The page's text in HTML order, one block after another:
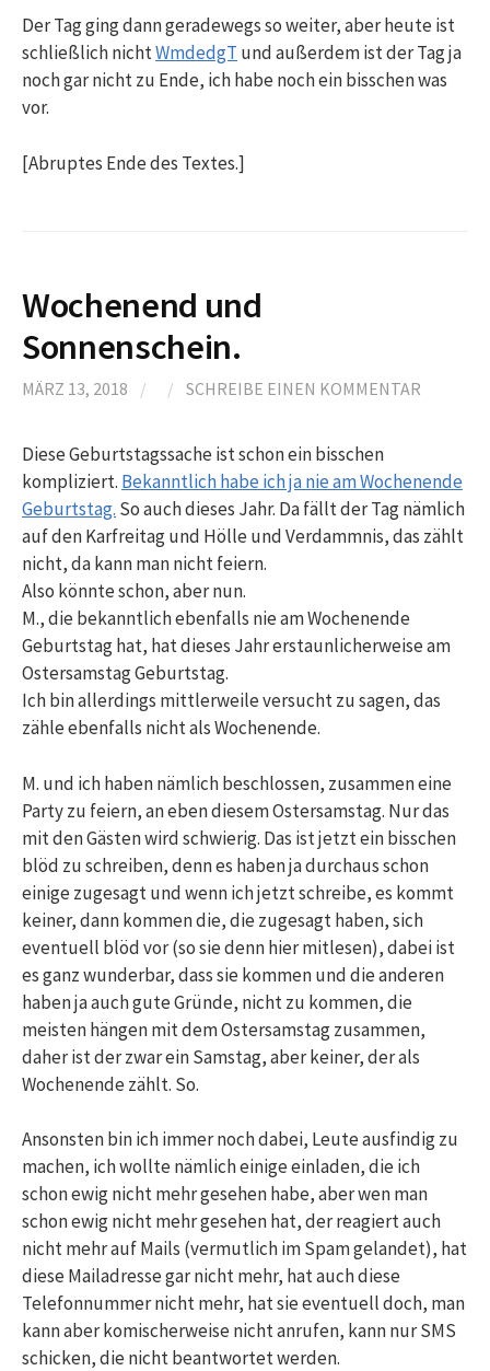
Der Tag ging dann geradewegs so weiter, aber heute ist
schließlich nichtWmdedgT und außerdem ist der Tag ja
noch gar nicht zu Ende, ich habe noch ein bisschen was
vor.
[Abruptes Ende des Textes.]
Wochenend und
Sonnenschein.
MÄRZ 13, 2018 / / SCHREIBE EINEN KOMMENTAR
Diese Geburtstagssache ist schon ein bisschen
kompliziert. Bekanntlich habe ich ja nie am Wochenende
Geburtstag. So auch dieses Jahr. Da fällt der Tag nämlich
auf den Karfreitag und Hölle und Verdammnis, das zählt
nicht, da kann man nicht feiern.
Also könnte schon, aber nun.
M., die bekanntlich ebenfalls nie am Wochenende
Geburtstag hat, hat dieses Jahr erstaunlicherweise am
Ostersamstag Geburtstag.
Ich bin allerdings mittlerweile versucht zu sagen, das
zähle ebenfalls nicht als Wochenende.
M. und ich haben nämlich beschlossen, zusammen eine
Party zu feiern, an eben diesem Ostersamstag. Nur das
mit den Gästen wird schwierig. Das ist jetzt ein bisschen
blöd zu schreiben, denn es haben ja durchaus schon
einige zugesagt und wenn ich jetzt schreibe, es kommt
keiner, dann kommen die, die zugesagt haben, sich
eventuell blöd vor (so sie denn hier mitlesen), dabei ist
es ganz wunderbar, dass sie kommen und die anderen
haben ja auch gute Gründe, nicht zu kommen, die
meisten hängen mit dem Ostersamstag zusammen,
daher ist der zwar ein Samstag, aber keiner, der als
Wochenende zählt. So.
Ansonsten bin ich immer noch dabei, Leute ausfindig zu
machen, ich wollte nämlich einige einladen, die ich
schon ewig nicht mehr gesehen habe, aber wen man
schon ewig nicht mehr gesehen hat, der reagiert auch
nicht mehr auf Mails (vermutlich im Spam gelandet), hat
diese Mailadresse gar nicht mehr, hat auch diese
Telefonnummer nicht mehr, hat sie eventuell doch, man
kann aber komischerweise nicht anrufen, kann nur SMS
schicken, die nicht beantwortet werden.